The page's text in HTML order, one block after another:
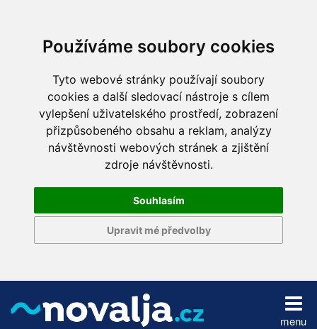
Používáme soubory cookies
Tyto webové stránky používají soubory
cookies a další sledovací nástroje s cílem
vylepšení uživatelského prostředí, zobrazení
přizpůsobeného obsahu a reklam, analýzy
návštěvnosti webových stránek a zjištění
zdroje návštěvnosti.
Souhlasím
Upravit mé předvolby
menu